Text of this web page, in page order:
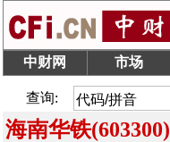
中财网 市场
查询:
海南华铁(603300)